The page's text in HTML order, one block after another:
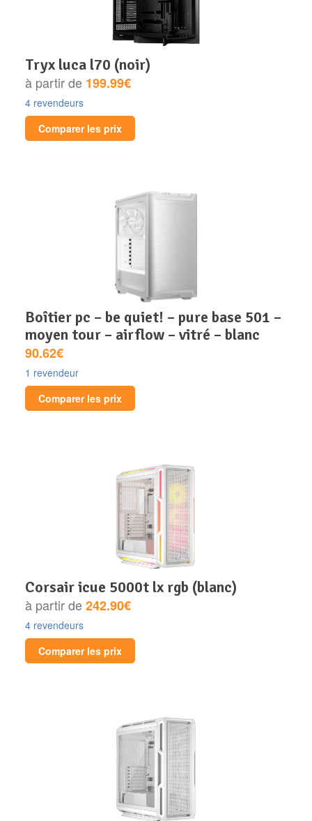
tryx luca l70 (noir)
à partir de 199.99€
4 revendeurs
Comparer les prix
boîtier pc – be quiet! – pure base 501 –
moyen tour – airflow – vitré – blanc
90.62€
1 revendeur
Comparer les prix
corsair icue 5000t lx rgb (blanc)
à partir de242.90€
4 revendeurs
Comparer les prix